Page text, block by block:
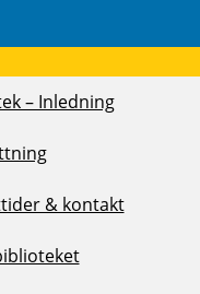
– Inledning
& kontakt